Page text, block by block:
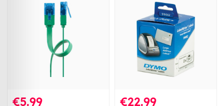
€5.99 €22.99